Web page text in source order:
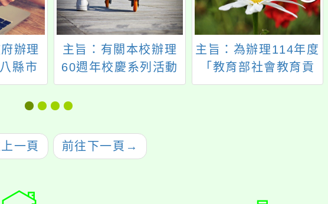
辦理
縣市
選活
」簡章
加。
主旨：有關本校辦理
60週年校慶系列活動
之一：創造焦點《小
丑 八怪》馬戲劇團表
單位協助公告宣傳，
並鼓勵貴單位人員參
主旨：為辦理114年度
「教育部社會教育貢
獻獎」評選一案，請
一頁 前往下一頁 →